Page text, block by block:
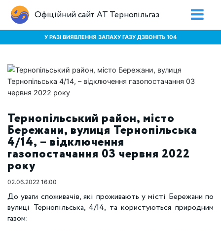
Офіційний сайт АТ Тернопільгаз
У РАЗІ ВИЯВЛЕННЯ ЗАПАХУ ГАЗУ ДЗВОНІТЬ 104
Тернопільський район, місто
Бережани, вулиця Тернопільська
4/14, – відключення
газопостачання 03 червня 2022
року
02.06.2022 16:00
До уваги споживачів, які проживають у місті Бережани по
вулиці Тернопільська, 4/14, та користуються природним
газом: